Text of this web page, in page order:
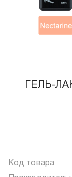
ГЕЛЬ-
Код товара